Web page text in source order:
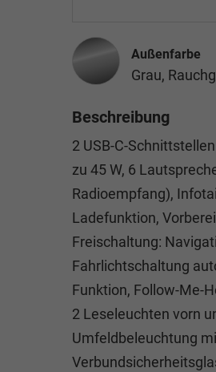
Außenfarbe
Grau,
Beschreibung
2 USB-C-
zu 45 W, 6
Radioempfang),
Ladefunktion,
Freischaltung:
Fahrlichtschaltung
Funktion, Follow-Me-
2 Leseleuchten vorn
Umfeldbeleuchtung